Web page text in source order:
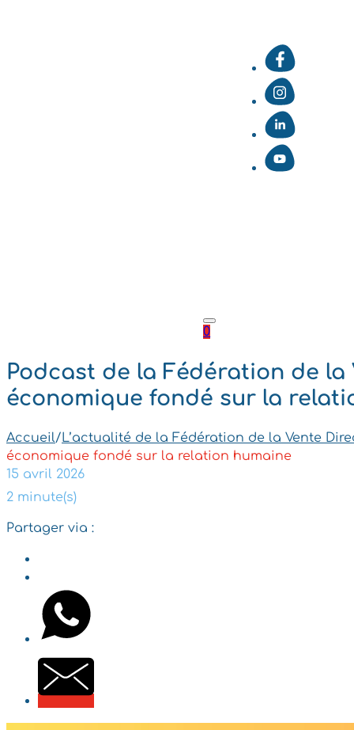
0
Podcast de la Fédération de
économique fondé sur la
Accueil/L’actualité de la Fédération de la Vente
économique fondé sur la relation humaine
15 avril 2026
2 minute(s)
Partager via :